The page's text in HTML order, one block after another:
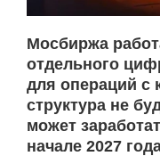
Мосбиржа
отдельного
для операций с
структура не
может
начале 2027